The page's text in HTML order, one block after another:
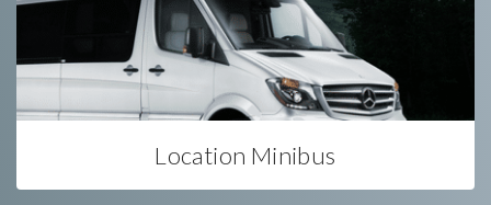
Location Minibus